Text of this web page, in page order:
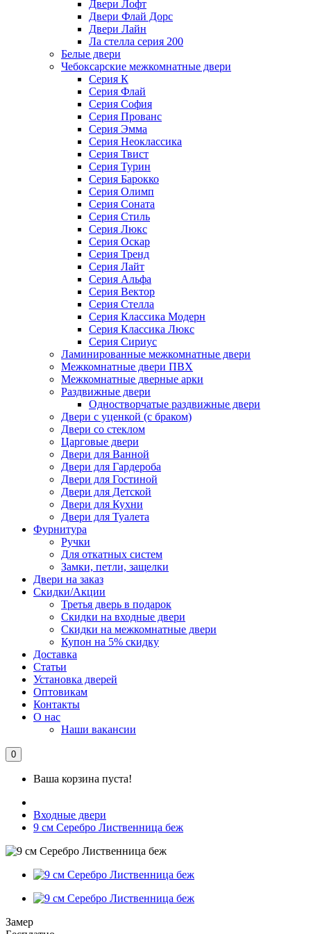
Двери Лофт
Двери Флай Дорс
Двери Лайн
Ла стелла серия 200
Белые двери
Чебоксарские межкомнатные двери
Серия К
Серия Флай
Серия София
Серия Прованс
Серия Эмма
Серия Неоклассика
Серия Твист
Серия Турин
Серия Барокко
Серия Олимп
Серия Соната
Серия Стиль
Серия Люкс
Серия Оскар
Серия Тренд
Серия Лайт
Серия Альфа
Серия Вектор
Серия Стелла
Серия Классика Модерн
Серия Классика Люкс
Серия Сириус
Ламинированные межкомнатные двери
Межкомнатные двери ПВХ
Межкомнатные дверные арки
Раздвижные двери
Одностворчатые раздвижные двери
Двери с уценкой (с браком)
Двери со стеклом
Царговые двери
Двери для Ванной
Двери для Гардероба
Двери для Гостиной
Двери для Детской
Двери для Кухни
Двери для Туалета
Фурнитура
Ручки
Для откатных систем
Замки, петли, защелки
Двери на заказ
Скидки/Акции
Третья дверь в подарок
Скидки на входные двери
Скидки на межкомнатные двери
Купон на 5% скидку
Доставка
Статьи
Установка дверей
Оптовикам
Контакты
О нас
Наши вакансии
0
Ваша корзина пуста!
Входные двери
9 см Серебро Лиственница беж
Замер